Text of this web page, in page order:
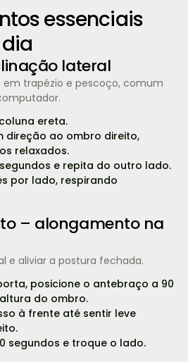
essenciais
lateral
em trapézio e pescoço, comum
ereta.
direção ao ombro direito,
relaxados.
e repita do outro lado.
por lado, respirando
– alongamento na
e aliviar a postura fechada.
posicione o antebraço a 90
do ombro.
à frente até sentir leve
segundos e troque o lado.